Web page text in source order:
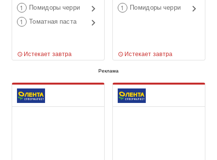
1 Помидоры черри
1 Томатная паста
Истекает завтра
1 Помидоры черри
Истекает завтра
Реклама